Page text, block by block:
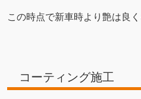
この時点で新車時より艶は良く
コーティング施工